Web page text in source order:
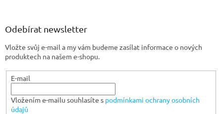
Odebírat newsletter
Vložte svůj e-mail a my vám budeme zasílat informace o nových
produktech na našem e-shopu.
E-mail
Vložením e-mailu souhlasíte s podmínkami ochrany osobních
údajů